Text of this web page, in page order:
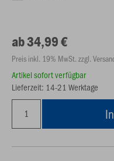
ab 34,99 €
Preis inkl. 19% MwSt. zzgl.
Artikel sofort verfügbar
Lieferzeit: 14-21 Werktage